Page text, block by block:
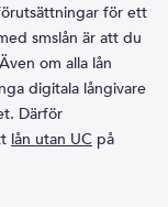
för ett
smslån är att du
om alla lån
digitala långivare
Därför
lån utan UC på